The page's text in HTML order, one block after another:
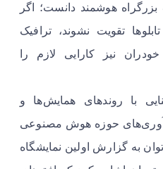
هوشمند دانست؛ اگر
تقویت نشوند، ترافیک
نیز کارایی لازم را
با روندهای همایش‌ها و
حوزه هوش مصنوعی
به گزارش اولین نمایشگاه